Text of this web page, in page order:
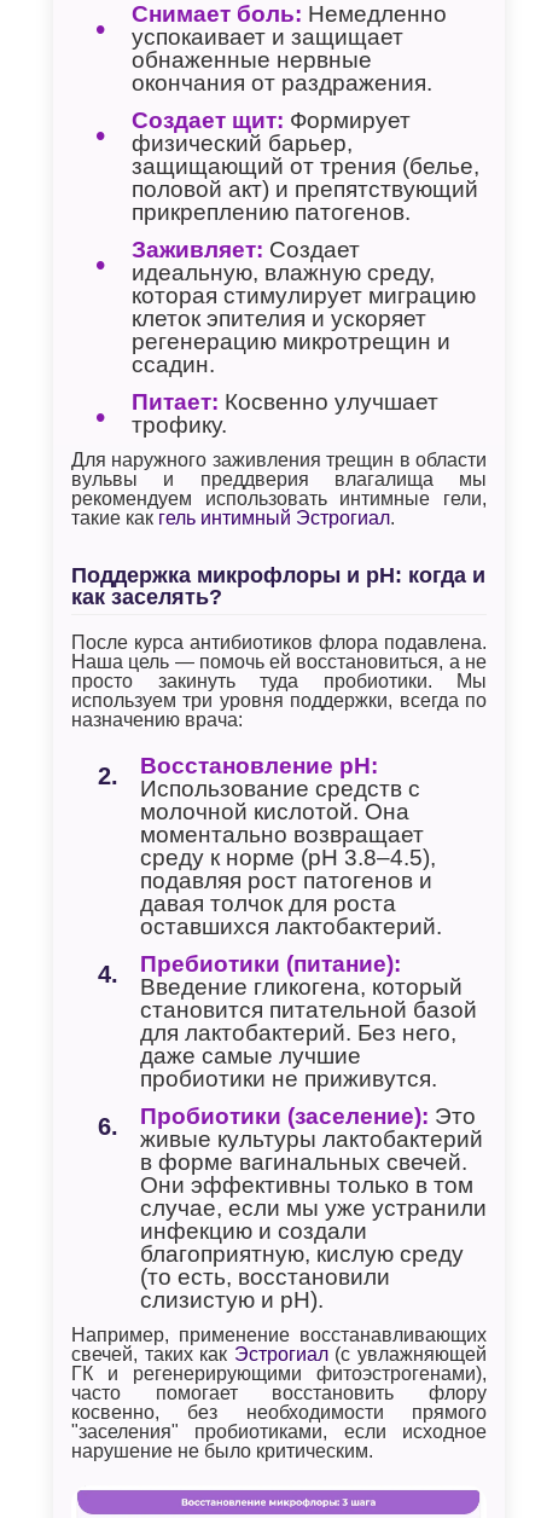
Снимает боль: Немедленно
успокаивает и защищает
обнаженные нервные
окончания от раздражения.
Создает щит: Формирует
физический барьер,
защищающий от трения (белье,
половой акт) и препятствующий
прикреплению патогенов.
Заживляет: Создает
идеальную, влажную среду,
которая стимулирует миграцию
клеток эпителия и ускоряет
регенерацию микротрещин и
ссадин.
Питает: Косвенно улучшает
трофику.
Для наружного заживления трещин в области
вульвы и преддверия влагалища мы
рекомендуем использовать интимные гели,
такие как гель интимный Эстрогиал.
Поддержка микрофлоры и pH: когда и
как заселять?
После курса антибиотиков флора подавлена.
Наша цель — помочь ей восстановиться, а не
просто закинуть туда пробиотики. Мы
используем три уровня поддержки, всегда по
назначению врача:
Восстановление pH:
Использование средств с
молочной кислотой. Она
моментально возвращает
среду к норме (pH 3.8–4.5),
подавляя рост патогенов и
давая толчок для роста
оставшихся лактобактерий.
Пребиотики (питание):
Введение гликогена, который
становится питательной базой
для лактобактерий. Без него,
даже самые лучшие
пробиотики не приживутся.
Пробиотики (заселение): Это
живые культуры лактобактерий
в форме вагинальных свечей.
Они эффективны только в том
случае, если мы уже устранили
инфекцию и создали
благоприятную, кислую среду
(то есть, восстановили
слизистую и pH).
Например, применение восстанавливающих
свечей, таких как Эстрогиал(с увлажняющей
ГК и регенерирующими фитоэстрогенами),
часто помогает восстановить флору
косвенно, без необходимости прямого
"заселения" пробиотиками, если исходное
нарушение не было критическим.